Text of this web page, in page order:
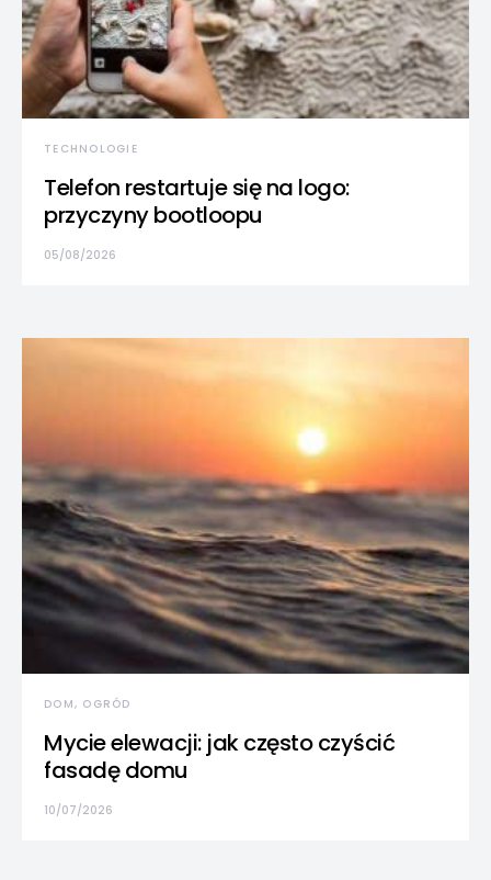
TECHNOLOGIE
Telefon restartuje się na logo:
przyczyny bootloopu
05/08/2026
DOM, OGRÓD
Mycie elewacji: jak często czyścić
fasadę domu
10/07/2026